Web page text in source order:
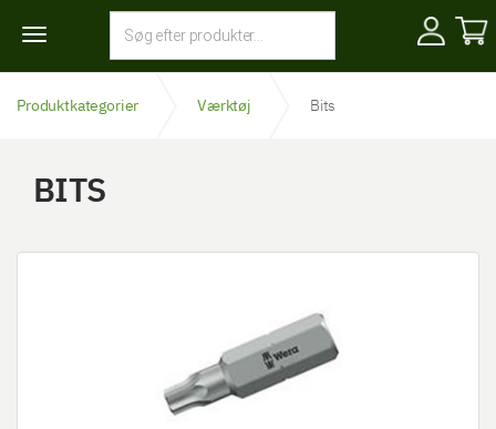
Toggle
navigation
Produktkategorier Værktøj Bits
BITS